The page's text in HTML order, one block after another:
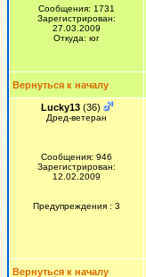
Сообщения: 1731
Зарегистрирован:
27.03.2009
Откуда: юг
Вернуться к началу
Lucky13(36)
Дред-ветеран
Сообщения: 946
Зарегистрирован:
12.02.2009
Предупреждения : 3
Вернуться к началу